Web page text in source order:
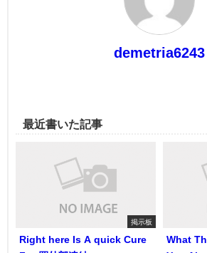
demetria6243
最近書いた記事
掲示板
Right here Is A quick Cure
What